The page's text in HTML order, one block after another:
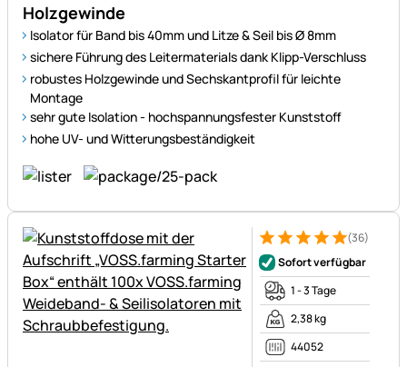
Holzgewinde
Isolator für Band bis 40mm und Litze & Seil bis Ø 8mm
sichere Führung des Leitermaterials dank Klipp-Verschluss
robustes Holzgewinde und Sechskantprofil für leichte
Montage
sehr gute Isolation - hochspannungsfester Kunststoff
hohe UV- und Witterungsbeständigkeit
Bewertung: 5 von 5 (36
36 Bewertungen (36)
Sofort verfügbar
1 - 3 Tage
2,38 kg
44052